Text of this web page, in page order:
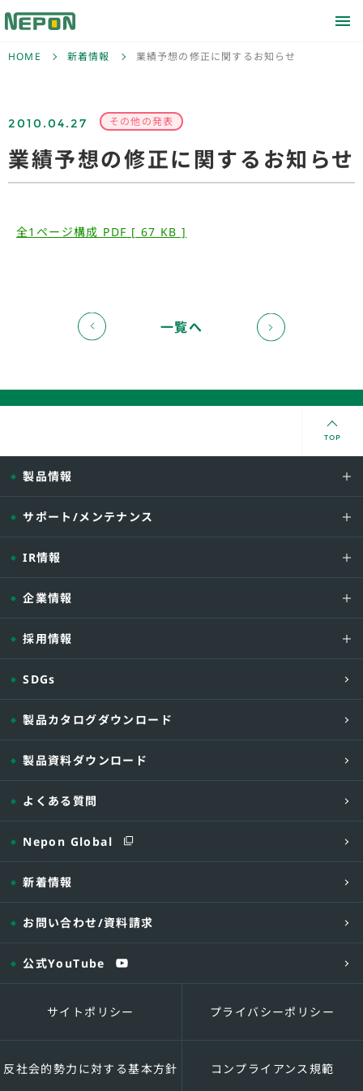
HOME 新着情報 業績予想の修正に関するお知らせ
2010.04.27 その他の発表
業績予想の修正に関するお知らせ
全1ページ構成 PDF [ 67 KB ]
一覧へ
TOP
製品情報
サポート/メンテナンス
IR情報
企業情報
採用情報
SDGs
製品カタログダウンロード
製品資料ダウンロード
よくある質問
Nepon Global
新着情報
お問い合わせ/資料請求
公式YouTube
サイトポリシー プライバシーポリシー
反社会的勢力に対する基本方針 コンプライアンス規範